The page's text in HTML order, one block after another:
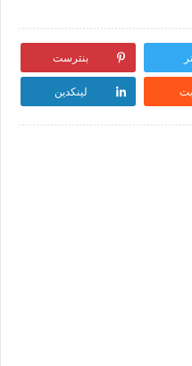
بنترست
لينكدين